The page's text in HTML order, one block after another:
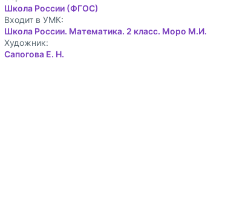
Школа России (ФГОС)
Входит в УМК:
Школа России. Математика. 2 класс. Моро М.И.
Художник:
Сапогова Е. Н.